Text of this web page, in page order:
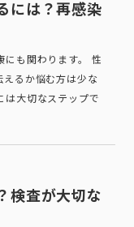
には？再感染
にも関わります。 性
えるか悩む方は少な
は大切なステップで
検査が大切な